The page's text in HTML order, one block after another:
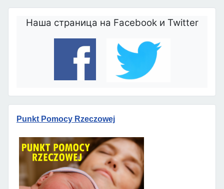
Наша страница на Facebook и Twitter
Punkt Pomocy Rzeczowej